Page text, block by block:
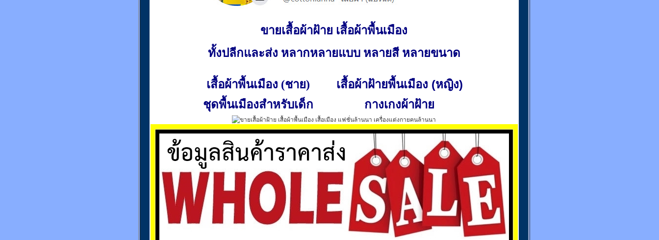
ขายเสื้อผ้าฝ้าย เสื้อผ้าพื้นเมือง
ทั้งปลีกและส่ง หลากหลายแบบ หลายสี หลายขนาด
เสื้อผ้าพื้นเมือง (ชาย)
เสื้อผ้าฝ้ายพื้นเมือง (หญิง)
ชุดพื้นเมืองสำหรับเด็ก
กางเกงผ้าฝ้าย